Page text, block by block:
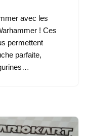
avec les
! Ces
permettent
parfaite,